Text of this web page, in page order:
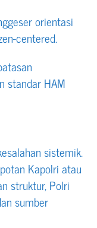
orientasi
centered.
standar HAM
sistemik.
Kapolri atau
struktur, Polri
sumber